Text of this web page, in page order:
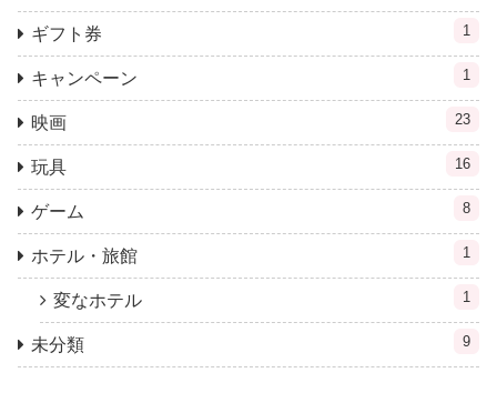
ギフト券 1
キャンペーン 1
映画 23
玩具 16
ゲーム 8
ホテル・旅館 1
変なホテル 1
未分類 9